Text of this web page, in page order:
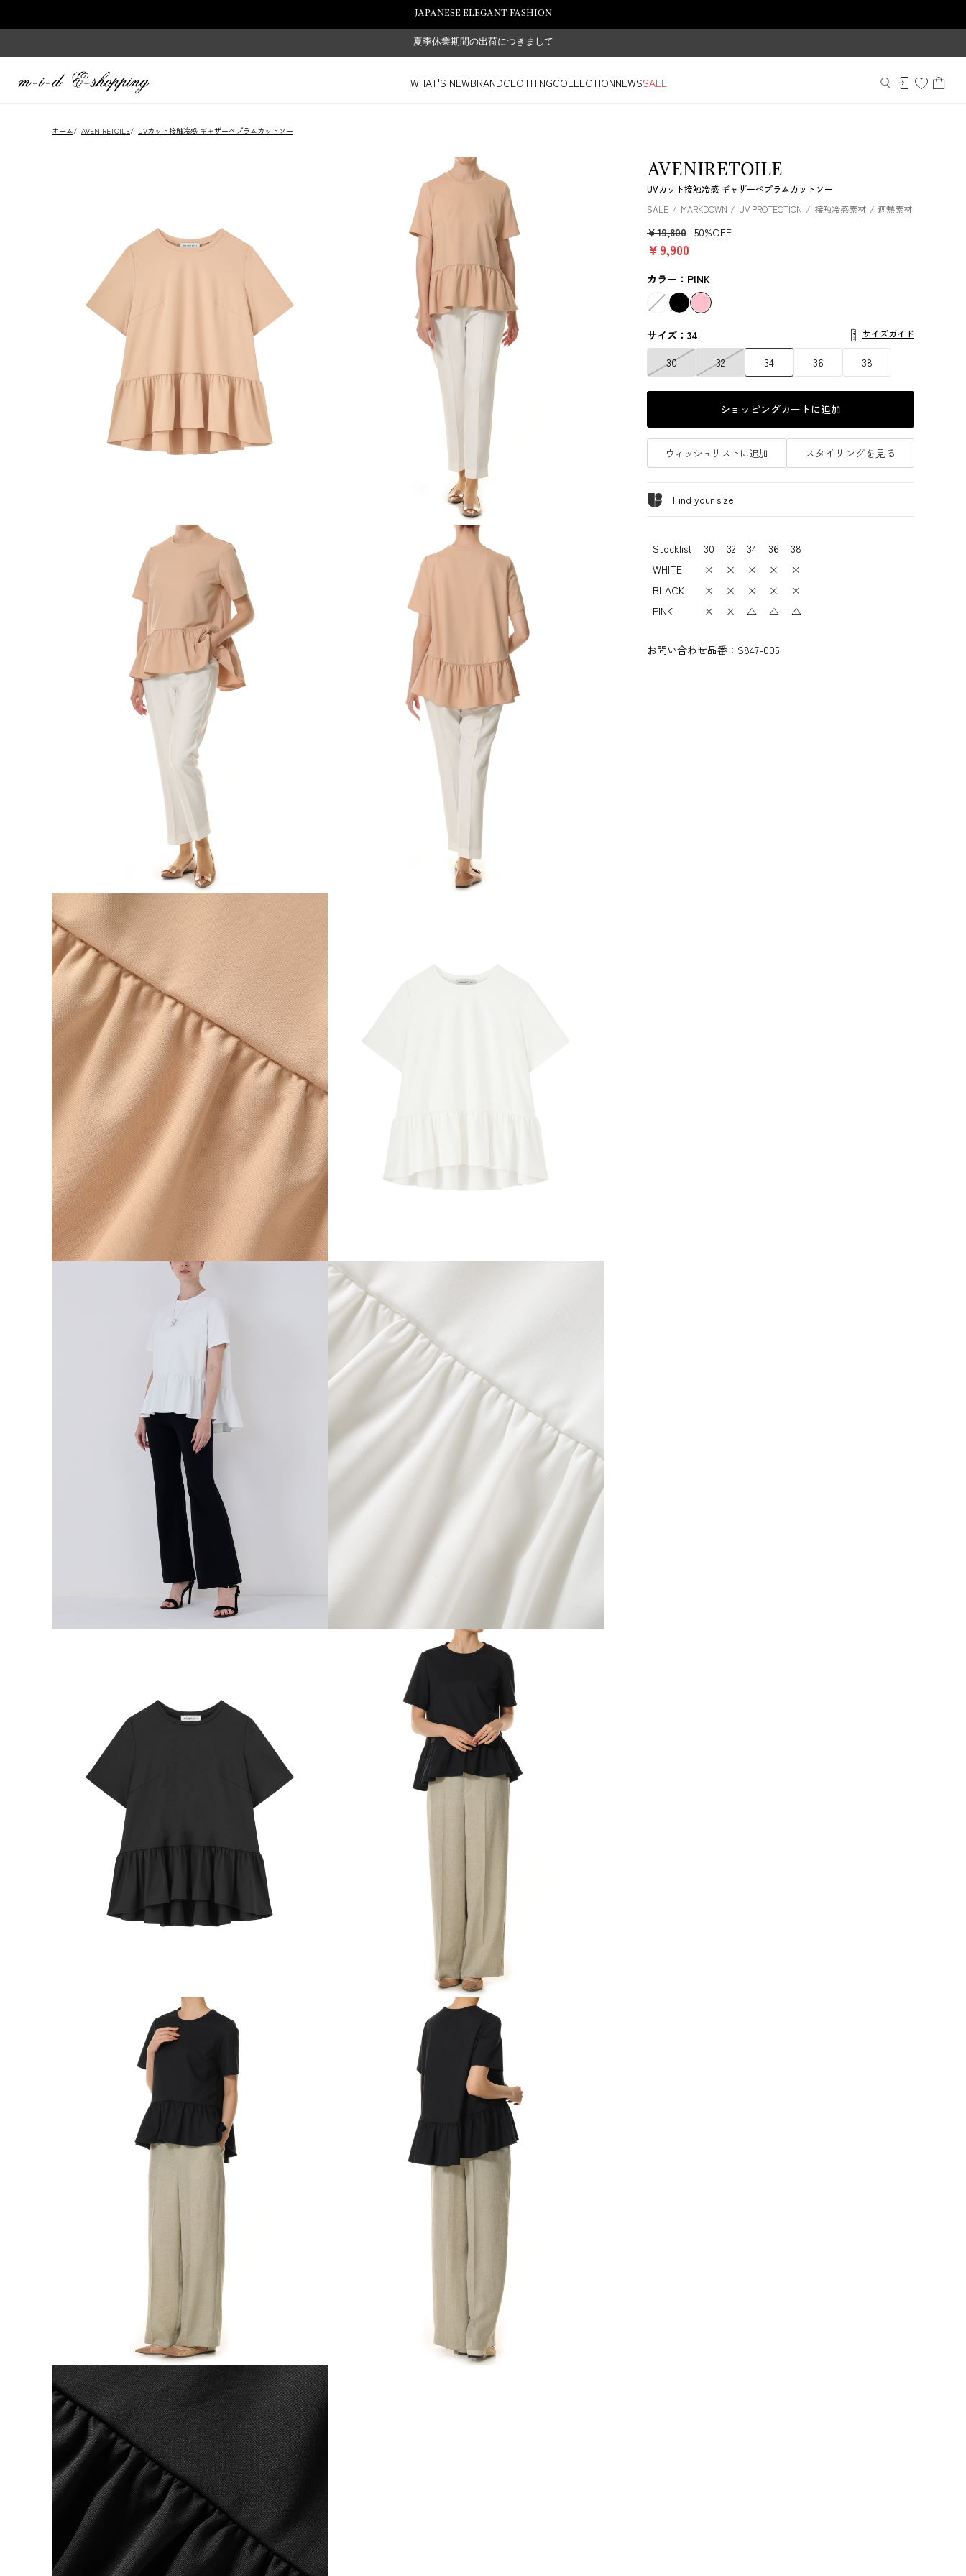
JAPANESE ELEGANT FASHION
夏季休業期間の出荷につきまして
WHAT'S NEWBRANDCLOTHINGCOLLECTIONNEWSSALE
ホーム/ AVENIRETOILE/ UVカット接触冷感 ギャザーペプラムカットソー
AVENIRETOILE
UVカット接触冷感 ギャザーペプラムカットソー
SALE
MARKDOWN UV PROTECTION 接触冷感素材 遮熱素材
￥19,800 50%OFF
￥9,900
カラー：PINK
サイズ：34 サイズガイド
30 32 34 36 38
ショッピングカートに追加
ウィッシュリストに追加 スタイリングを見る
Find your size
Stocklist 30 32 34 36
38
WHITE
× × × ×
×
BLACK
× × × ×
×
PINK
× × △ △ △
お問い合わせ品番： S847-005